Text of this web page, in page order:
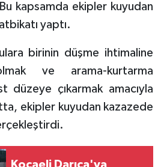
kapsamda ekipler kuyudan
yaptı.
birinin düşme ihtimaline
ve arama-kurtarma
düzeye çıkarmak amacıyla
ekipler kuyudan kazazede
Kocaeli Darıca'ya